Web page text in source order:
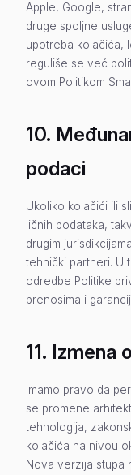
Apple, Google,
druge spoljne
upotreba kolačića,
reguliše se već
ovom Politikom
10.
podaci
Ukoliko kolačići ili
ličnih podataka,
drugim
tehnički partneri. U
odredbe Politike
prenosima i
11. Izmena
Imamo pravo da
se promene
tehnologija,
kolačića na nivou
Nova verzija stupa